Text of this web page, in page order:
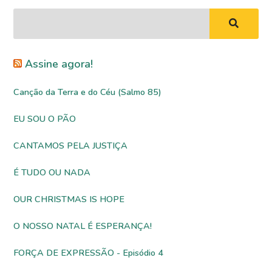
Assine agora!
Canção da Terra e do Céu (Salmo 85)
EU SOU O PÃO
CANTAMOS PELA JUSTIÇA
É TUDO OU NADA
OUR CHRISTMAS IS HOPE
O NOSSO NATAL É ESPERANÇA!
FORÇA DE EXPRESSÃO - Episódio 4